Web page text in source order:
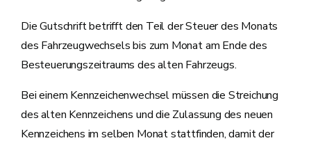
Die Gutschrift betrifft den Teil der Steuer des Monats
des Fahrzeugwechsels bis zum Monat am Ende des
Besteuerungszeitraums des alten Fahrzeugs.
Bei einem Kennzeichenwechsel müssen die Streichung
des alten Kennzeichens und die Zulassung des neuen
Kennzeichens im selben Monat stattfinden, damit der